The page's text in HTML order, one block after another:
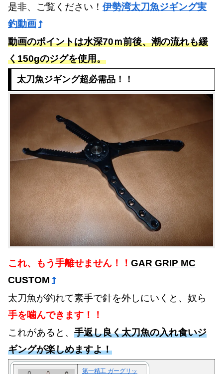
是非、ご覧ください！ 伊勢湾太刀魚ジギング実
釣動画
動画のポイントは水深70ｍ前後、潮の流れも緩
く150gのジグを使用。
太刀魚ジギング超必需品！！
これ、もう手離せません！！ GAR GRIP MC
CUSTOM
太刀魚が釣れて素手で針を外しにいくと、奴ら
手を噛んできます！！
これがあると、 手返し良く太刀魚の入れ食いジ
ギングが楽しめますよ！
第一精工 ガーグリッ